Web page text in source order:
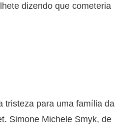
dizendo que cometeria
tristeza para uma família da
Simone Michele Smyk, de